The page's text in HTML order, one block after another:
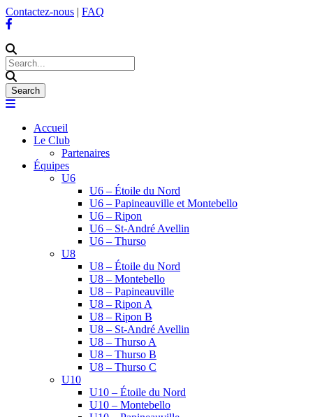
Contactez-nous | FAQ
Accueil
Le Club
Partenaires
Équipes
U6
U6 – Étoile du Nord
U6 – Papineauville et Montebello
U6 – Ripon
U6 – St-André Avellin
U6 – Thurso
U8
U8 – Étoile du Nord
U8 – Montebello
U8 – Papineauville
U8 – Ripon A
U8 – Ripon B
U8 – St-André Avellin
U8 – Thurso A
U8 – Thurso B
U8 – Thurso C
U10
U10 – Étoile du Nord
U10 – Montebello